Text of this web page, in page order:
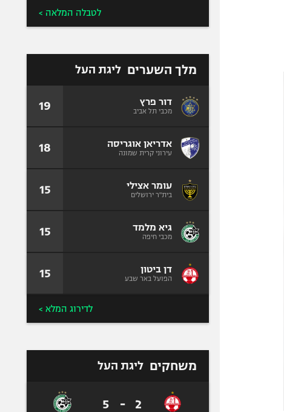
לטבלה המלאה >
מלך השערים ליגת העל
דור פרץ
מכבי תל אביב 19
אדריאן אוגריסה
עירוני קרית שמונה 18
עומר אצילי
בית"ר ירושלים 15
גיא מלמד
מכבי חיפה 15
דן ביטון
הפועל באר שבע 15
לדירוג המלא >
משחקים ליגת העל
2
-
5